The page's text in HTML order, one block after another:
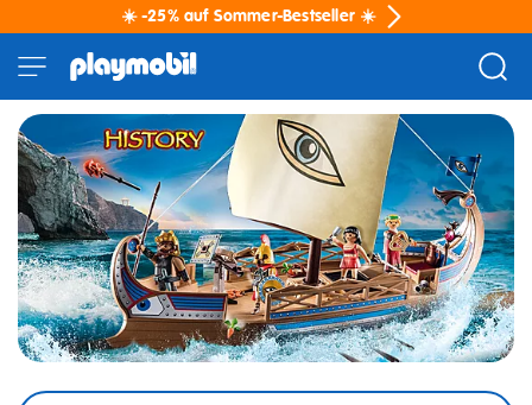
☀️ -25% auf Sommer-Bestseller ☀️